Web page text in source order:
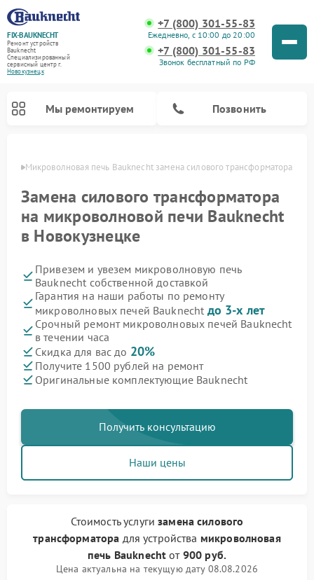
FIX-BAUKNECHT
Ремонт устройств
Bauknecht
Специализированный
cервисный центр г.
Новокузнецк
+7 (800) 301-55-83
Ежедневно, с 10:00 до 20:00
+7 (800) 301-55-83
Звонок бесплатный по РФ
Мы ремонтируем Позвонить
Микроволновая печь Bauknecht замена силового трансформатора
Замена силового трансформатора
на микроволновой печи Bauknecht
в Новокузнецке
Привезем и увезем микроволновую печь
Bauknecht собственной доставкой
Гарантия на наши работы по ремонту
микроволновых печей Bauknecht до 3-х лет
Срочный ремонт микроволновых печей Bauknecht
в течении часа
Скидка для вас до 20%
Получите 1500 рублей на ремонт
Оригинальные комплектующие Bauknecht
Получить консультацию
Наши цены
Стоимость услугизамена силового
трансформатора для устройства микроволновая
печь Bauknecht от 900 руб.
Цена актуальна на текущую дату 08.08.2026